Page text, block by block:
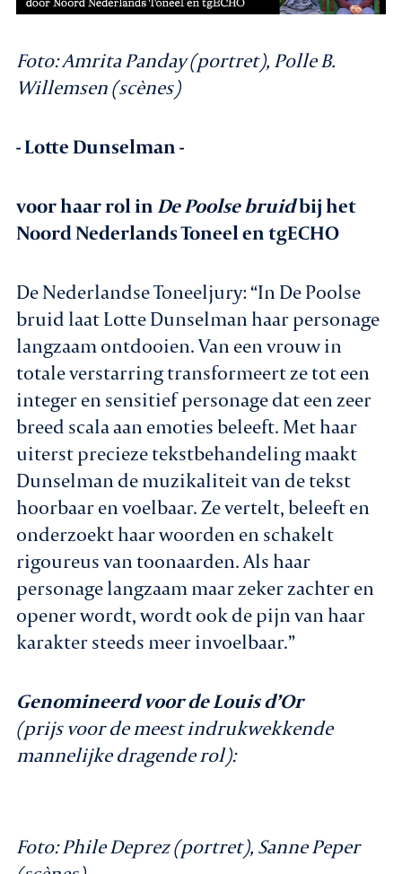
Foto: Amrita Panday (portret), Polle B.
Willemsen (scènes)
- Lotte Dunselman -
voor haar rol inDe Poolse bruidbij het
Noord Nederlands Toneel en tgECHO
De Nederlandse Toneeljury: “In De Poolse
bruid laat Lotte Dunselman haar personage
langzaam ontdooien. Van een vrouw in
totale verstarring transformeert ze tot een
integer en sensitief personage dat een zeer
breed scala aan emoties beleeft. Met haar
uiterst precieze tekstbehandeling maakt
Dunselman de muzikaliteit van de tekst
hoorbaar en voelbaar. Ze vertelt, beleeft en
onderzoekt haar woorden en schakelt
rigoureus van toonaarden. Als haar
personage langzaam maar zeker zachter en
opener wordt, wordt ook de pijn van haar
karakter steeds meer invoelbaar.”
Genomineerd voor de Louis d’Or
(prijs voor de meest indrukwekkende
mannelijke dragende rol):
Foto:Phile Deprez (portret), Sanne Peper